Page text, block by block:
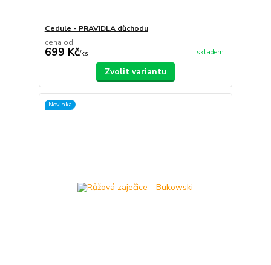
Cedule - PRAVIDLA důchodu
cena od
699 Kč/ks skladem
Zvolit variantu
Novinka